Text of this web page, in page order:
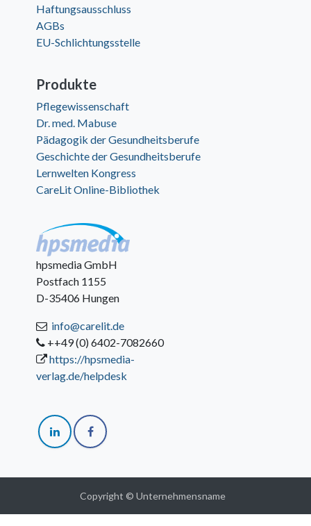
Haftungsausschluss
AGBs
EU-Schlichtungsstelle
Produkte
Pflegewissenschaft
Dr. med. Mabuse
Pädagogik der Gesundheitsberufe
Geschichte der Gesundheitsberufe
Lernwelten Kongress
CareLit Online-Bibliothek
hpsmedia GmbH
Postfach 1155
D-35406 Hungen
info@carelit.de
++49 (0) 6402-7082660
https://hpsmedia-
verlag.de/helpdesk
Copyright © Unternehmensname